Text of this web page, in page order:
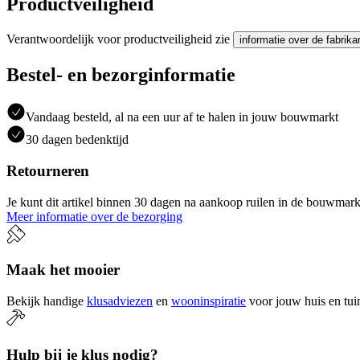
Productveiligheid
Verantwoordelijk voor productveiligheid zie informatie over de
Bestel- en bezorginformatie
Vandaag besteld, al na een uur af te halen in jouw bouwmarkt
30 dagen bedenktijd
Retourneren
Je kunt dit artikel binnen 30 dagen na aankoop ruilen in de
Meer informatie over de bezorging
Maak het mooier
Bekijk handige klusadviezen en wooninspiratie voor jouw huis en
Hulp bij je klus nodig?